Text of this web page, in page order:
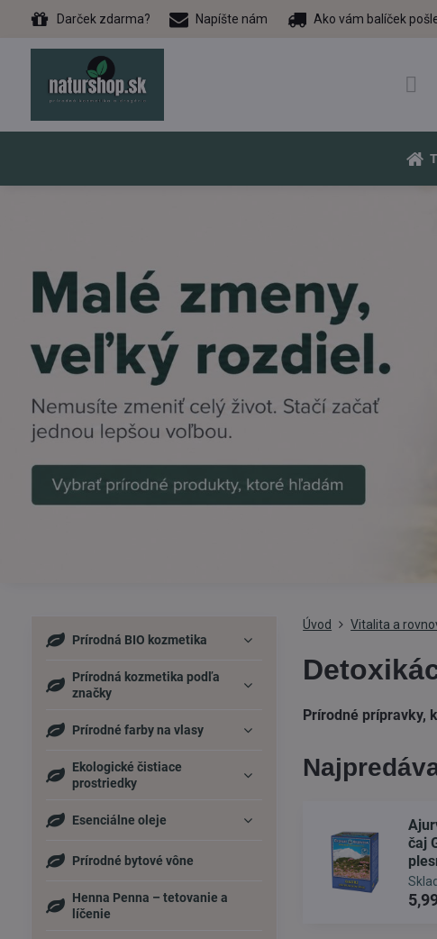
Darček zdarma? Napíšte nám Ako vám balíček
Úvod Vitalita a
Prírodné prípravky,
čaj
Prírodná BIO kozmetika
Prírodná kozmetika podľa
značky
Prírodné farby na vlasy
Ekologické čistiace
prostriedky
Esenciálne oleje
Prírodné bytové vône
Henna Penna – tetovanie a
líčenie